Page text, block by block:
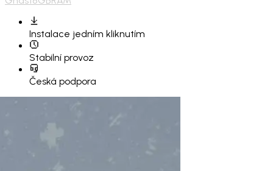
Instalace jedním kliknutím
Stabilní provoz
Česká podpora